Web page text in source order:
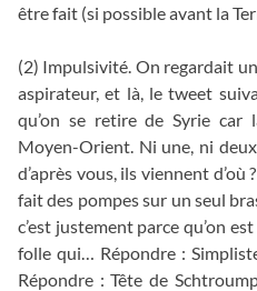
être fait (si possible avant la
(2) Impulsivité. On regardait
aspirateur, et là, le tweet
qu’on se retire de Syrie car
Moyen-Orient. Ni une, ni
d’après vous, ils viennent d’où
fait des pompes sur un seul
c’est justement parce qu’on
folle qui… Répondre :
Répondre : Tête de